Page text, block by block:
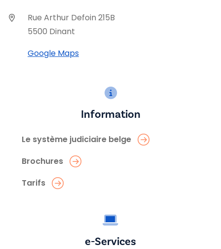
Rue Arthur Defoin 215B
5500 Dinant
Google Maps
Information
Le système judiciaire belge
Brochures
Tarifs
e-Services